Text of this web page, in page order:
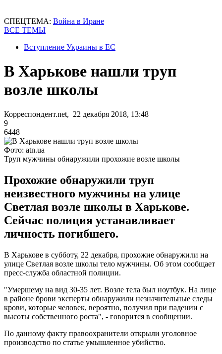
СПЕЦТЕМА: Война в Иране
ВСЕ ТЕМЫ
Вступление Украины в ЕС
В Харькове нашли труп
возле школы
Корреспондент.net, 22 декабря 2018, 13:48
9
6448
Фото: atn.ua
Труп мужчины обнаружили прохожие возле школы
Прохожие обнаружили труп
неизвестного мужчины на улице
Светлая возле школы в Харькове.
Сейчас полиция устанавливает
личность погибшего.
В Харькове в субботу, 22 декабря, прохожие обнаружили на
улице Светлая возле школы тело мужчины. Об этом сообщает
пресс-служба областной полиции.
"Умершему на вид 30-35 лет. Возле тела был ноутбук. На лице
в районе брови эксперты обнаружили незначительные следы
крови, которые человек, вероятно, получил при падении с
высоты собственного роста", - говорится в сообщении.
По данному факту правоохранители открыли уголовное
производство по статье умышленное убийство.